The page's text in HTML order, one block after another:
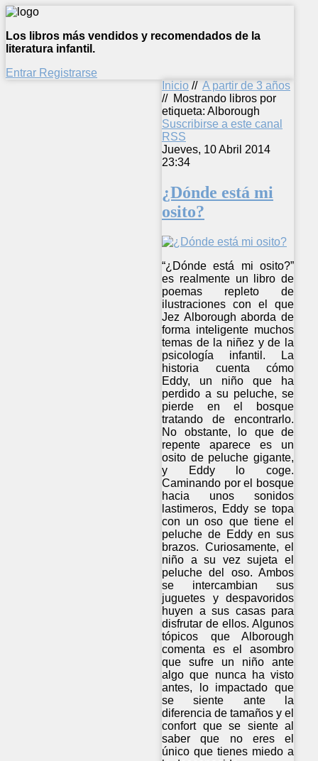
Los libros más vendidos y recomendados de la
literatura infantil.
Entrar Registrarse
Inicio // A partir de 3 años
// Mostrando libros por
etiqueta: Alborough
Suscribirse a este canal
RSS
Jueves, 10 Abril 2014
23:34
¿Dónde está mi
osito?
“¿Dónde está mi osito?”
es realmente un libro de
poemas repleto de
ilustraciones con el que
Jez Alborough aborda de
forma inteligente muchos
temas de la niñez y de la
psicología infantil. La
historia cuenta cómo
Eddy, un niño que ha
perdido a su peluche, se
pierde en el bosque
tratando de encontrarlo.
No obstante, lo que de
repente aparece es un
osito de peluche gigante,
y Eddy lo coge.
Caminando por el bosque
hacia unos sonidos
lastimeros, Eddy se topa
con un oso que tiene el
peluche de Eddy en sus
brazos. Curiosamente, el
niño a su vez sujeta el
peluche del oso. Ambos
se intercambian sus
juguetes y despavoridos
huyen a sus casas para
disfrutar de ellos. Algunos
tópicos que Alborough
comenta es el asombro
que sufre un niño ante
algo que nunca ha visto
antes, lo impactado que
se siente ante la
diferencia de tamaños y el
confort que se siente al
saber que no eres el
único que tienes miedo a